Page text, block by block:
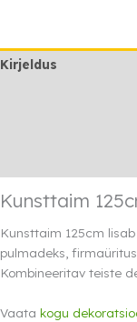
Kirjeldus
Kunsttaim
Kunsttaim 125cm
pulmadeks,
Kombineeritav teiste
Vaata kogu